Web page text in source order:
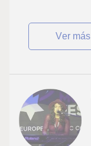
ver más